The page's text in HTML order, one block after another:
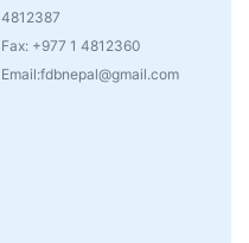
4812387
Fax: +977 1 4812360
Email:fdbnepal@gmail.com